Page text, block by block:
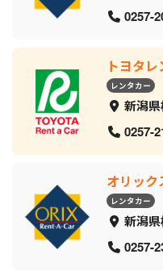
0257-
トヨタ
レンタカー
新潟
0257-
オリック
レンタカー
新潟
0257-